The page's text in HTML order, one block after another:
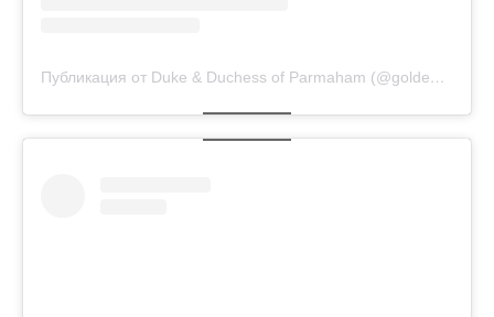
Публикация от Duke & Duchess of Parmaham (@golden.duke.et.duchess)